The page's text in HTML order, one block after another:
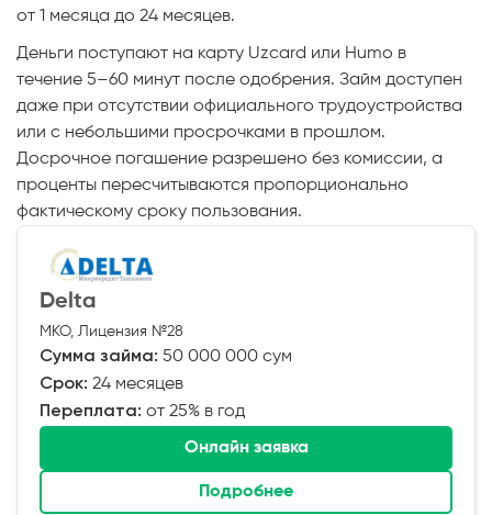
от 1 месяца до 24 месяцев.
Деньги поступают на карту Uzcard или Humo в
течение 5–60 минут после одобрения. Займ доступен
даже при отсутствии официального трудоустройства
или с небольшими просрочками в прошлом.
Досрочное погашение разрешено без комиссии, а
проценты пересчитываются пропорционально
фактическому сроку пользования.
Delta
МКО, Лицензия №28
Сумма займа: 50 000 000 сум
Срок: 24 месяцев
Переплата: от 25% в год
Онлайн заявка
Подробнее